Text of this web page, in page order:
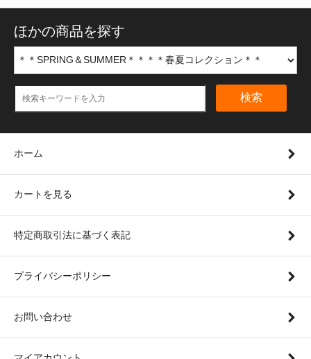
ほかの商品を探す
検索
ホーム
カートを見る
特定商取引法に基づく表記
プライバシーポリシー
お問い合わせ